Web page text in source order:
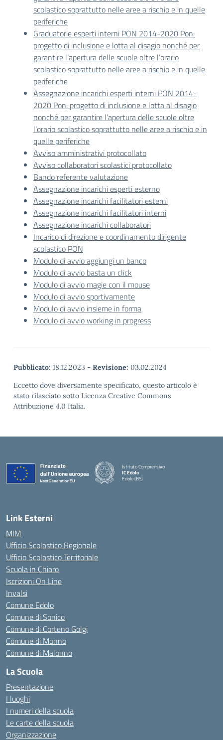
scolastico soprattutto nelle aree a rischio e in quelle
periferiche
Graduatorie esperti interni PON 2014-2020 Pon:
progetto di inclusione e lotta al disagio nonché per
garantire l’apertura delle scuole oltre l’orario
scolastico soprattutto nelle aree a rischio e in quelle
periferiche
Assegnazione incarichi esperti interni PON 2014-
2020 Pon: progetto di inclusione e lotta al disagio
nonché per garantire l’apertura delle scuole oltre
l’orario scolastico soprattutto nelle aree a rischio e in
quelle periferiche
Avviso amministrativi protocollato
Avviso collaboratori scolastici protocollato
Bando referente valutazione
Assegnazione incarichi esperti esterno
Assegnazione incarichi facilitatori esterni
Assegnazione incarichi facilitatori interni
Assegnazione incarichi collaboratori
Incarico di direzione e coordinamento dirigente
scolastico PON
Modulo di avvio aggiungi un banco
Modulo di avvio basta un click
Modulo di avvio magie con il mouse
Modulo di avvio sportivamente
Modulo di avvio insieme in forma
Modulo di avvio working in progress
Pubblicato: 18.12.2023 - Revisione: 03.02.2024
Eccetto dove diversamente specificato, questo articolo è
stato rilasciato sotto Licenza Creative Commons
Attribuzione 4.0 Italia.
Istituto Comprensivo
IC Edolo
Edolo (BS)
Link Esterni
MIM
Ufficio Scolastico Regionale
Ufficio Scolastico Territoriale
Scuola in Chiaro
Iscrizioni On Line
Invalsi
Comune Edolo
Comune di Sonico
Comune di Corteno Golgi
Comune di Monno
Comune di Malonno
La Scuola
Presentazione
I luoghi
I numeri della scuola
Le carte della scuola
Organizzazione